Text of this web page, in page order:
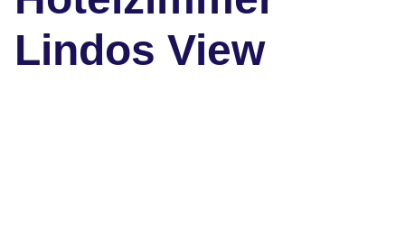
Lindos View